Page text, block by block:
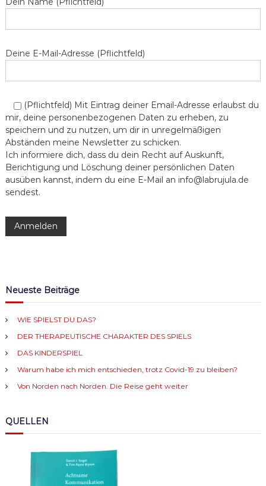
a
v
i
g
a
t
i
o
n
Deine E-Mail-Adresse (Pflichtfeld)
(Pflichtfeld) Mit Eintrag deiner Email-Adresse erlaubst du
mir, deine personenbezogenen Daten zu erheben, zu
speichern und zu nutzen, um dir in unregelmäßigen
Abständen meine Newsletter zu schicken.
Ich informiere dich, dass du dein Recht auf Auskunft,
Berichtigung und Löschung deiner persönlichen Daten
ausüben kannst, indem du eine E-Mail an info@labrujula.de
sendest.
Neueste Beiträge
WIE SPIELST DU DAS?
DER THERAPEUTISCHE CHARAKTER DES SPIELS
DAS KINDERSPIEL
Warum habe ich mich entschieden, trotz Covid-19 zu bleiben?
Von Norden nach Norden. Die Reise geht weiter
QUELLEN